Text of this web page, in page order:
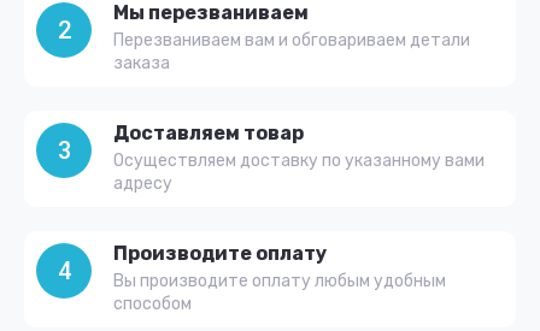
2
Мы перезваниваем
Перезваниваем вам и обговариваем детали
заказа
3
Доставляем товар
Осуществляем доставку по указанному вами
адресу
4
Производите оплату
Вы производите оплату любым удобным
способом